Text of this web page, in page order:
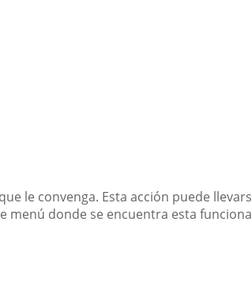
le convenga. Esta acción puede
menú donde se encuentra esta